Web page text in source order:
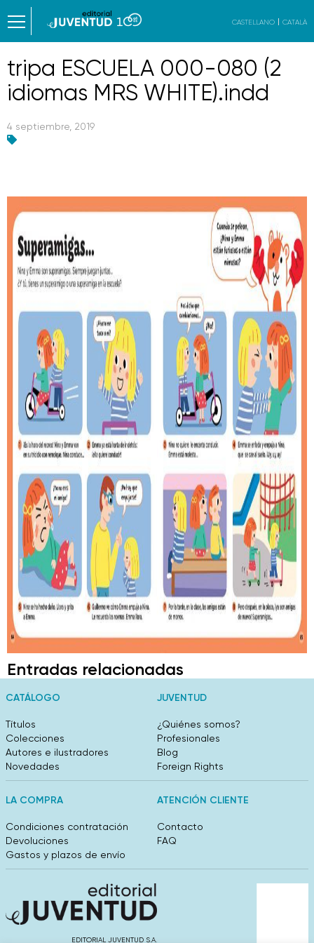
CASTELLANO CATALÀ
tripa ESCUELA 000-080 (2
idiomas MRS WHITE).indd
4 septiembre, 2019
Entradas relacionadas
CATÁLOGO
Títulos
Colecciones
Autores e ilustradores
Novedades
JUVENTUD
¿Quiénes somos?
Profesionales
Blog
Foreign Rights
LA COMPRA
Condiciones contratación
Devoluciones
Gastos y plazos de envío
ATENCIÓN CLIENTE
Contacto
FAQ
EDITORIAL JUVENTUD S.A.